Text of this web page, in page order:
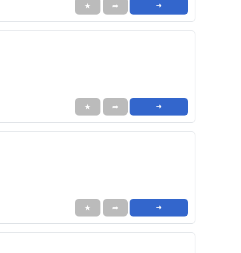
★ ➦ ➜
★ ➦ ➜
★ ➦ ➜